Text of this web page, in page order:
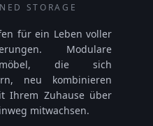
STORAGE
für ein Leben voller
Modulare
die sich
neu kombinieren
Ihrem Zuhause über
mitwachsen.